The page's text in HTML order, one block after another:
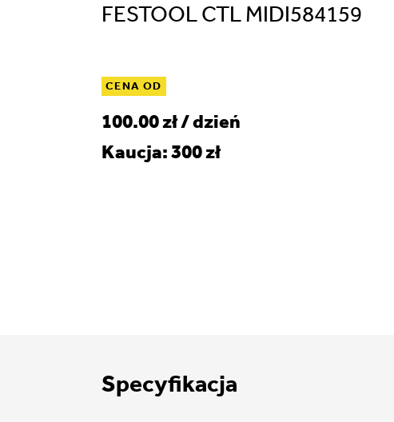
FESTOOL CTL MIDI584159
CENA OD
100.00 zł / dzień
Kaucja: 300 zł
Specyfikacja